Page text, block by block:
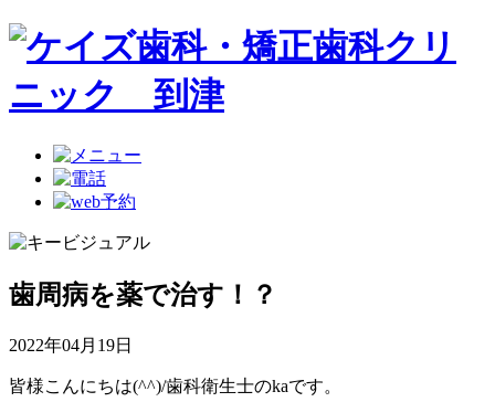
歯周病を薬で治す！？
2022年04月19日
皆様こんにちは(^^)/歯科衛生士のkaです。